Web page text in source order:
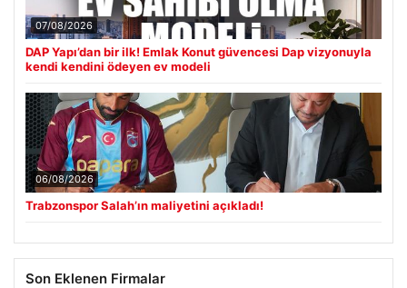
07/08/2026
DAP Yapı’dan bir ilk! Emlak Konut güvencesi Dap vizyonuyla
kendi kendini ödeyen ev modeli
06/08/2026
Trabzonspor Salah’ın maliyetini açıkladı!
Son Eklenen Firmalar